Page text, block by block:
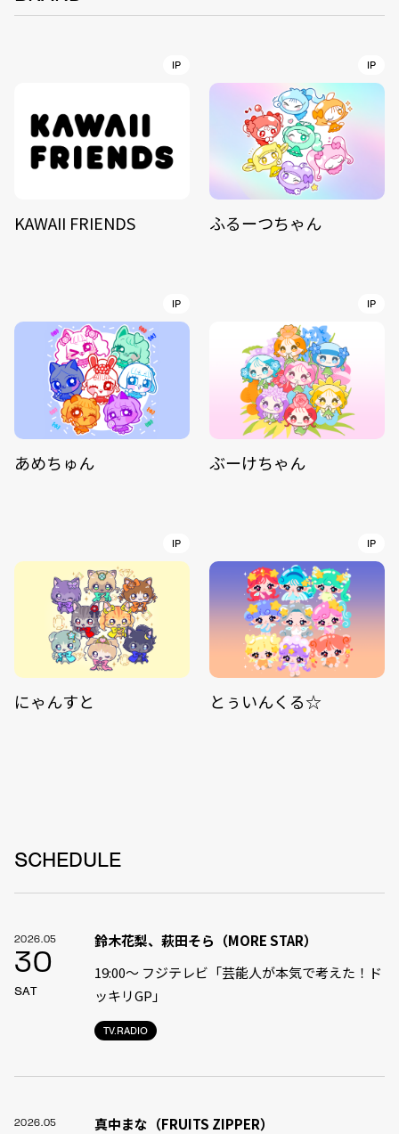
IP
KAWAII FRIENDS
IP
ふるーつちゃん
IP
あめちゅん
IP
ぶーけちゃん
IP
にゃんすと
IP
とぅいんくる☆
SCHEDULE
2026.05
30
SAT
TV.RADIO
鈴木花梨、萩田そら（MORE STAR）
19:00〜 フジテレビ「芸能人が本気で考えた！ド
ッキリGP」
2026.05 真中まな（FRUITS ZIPPER）